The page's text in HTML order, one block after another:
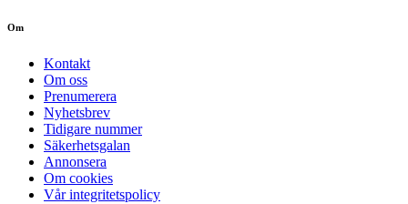
Om
Kontakt
Om oss
Prenumerera
Nyhetsbrev
Tidigare nummer
Säkerhetsgalan
Annonsera
Om cookies
Vår integritetspolicy